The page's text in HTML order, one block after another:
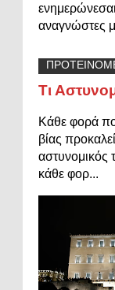
αναγνώστες
Τι
Κάθε φορά
βίας
αστυνομικός
κάθε φορ...